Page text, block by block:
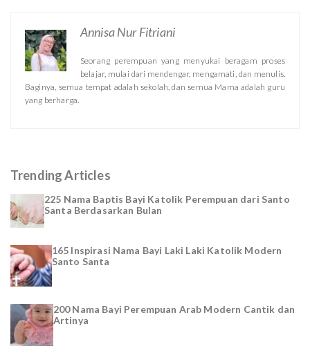
Annisa Nur Fitriani
Seorang perempuan yang menyukai beragam proses
belajar, mulai dari mendengar, mengamati, dan menulis.
Baginya, semua tempat adalah sekolah, dan semua Mama adalah guru
yang berharga.
Trending Articles
225 Nama Baptis Bayi Katolik Perempuan dari Santo
Santa Berdasarkan Bulan
165 Inspirasi Nama Bayi Laki Laki Katolik Modern
Santo Santa
200 Nama Bayi Perempuan Arab Modern Cantik dan
Artinya